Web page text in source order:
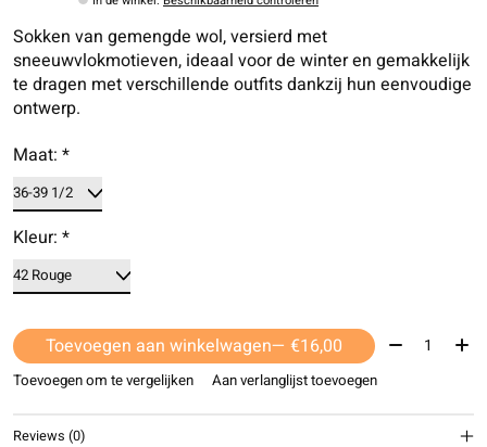
Sokken van gemengde wol, versierd met
sneeuwvlokmotieven, ideaal voor de winter en gemakkelijk
te dragen met verschillende outfits dankzij hun eenvoudige
ontwerp.
Maat: *
Kleur: *
Toevoegen aan winkelwagen — €16,00 Aantal:
Toevoegen om te vergelijken Aan verlanglijst toevoegen
Reviews (0)